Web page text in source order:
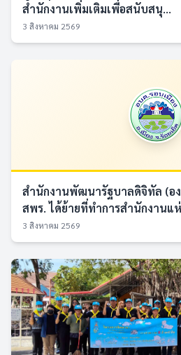
สำนักงานเพิ่มเติมเพื่อสนับสนุ...
3 สิงหาคม 2569
สำนักงานพัฒนารัฐบาลดิจิทัล (อ
สพร. ได้ย้ายที่ทำการสำนักงานแห่
3 สิงหาคม 2569